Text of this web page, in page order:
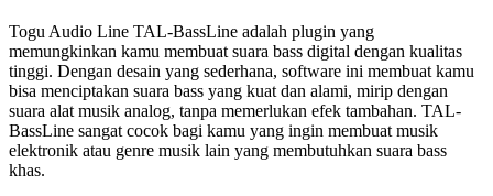
Togu Audio Line TAL-BassLine adalah plugin yang
memungkinkan kamu membuat suara bass digital dengan kualitas
tinggi. Dengan desain yang sederhana, software ini membuat kamu
bisa menciptakan suara bass yang kuat dan alami, mirip dengan
suara alat musik analog, tanpa memerlukan efek tambahan. TAL-
BassLine sangat cocok bagi kamu yang ingin membuat musik
elektronik atau genre musik lain yang membutuhkan suara bass
khas.